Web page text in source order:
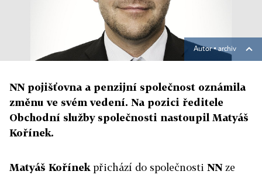
Autor ▪archiv
NN pojišťovna a penzijní společnost oznámila
změnu ve svém vedení. Na pozici ředitele
Obchodní služby společnosti nastoupil Matyáš
Kořínek.
Matyáš Kořínek přichází do společnosti NNze